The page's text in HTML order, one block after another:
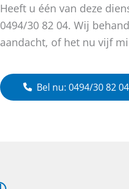
Heeft u één van deze
0494/30 82 04. Wij
aandacht, of het nu vijf
Bel nu: 0494/30 82 04